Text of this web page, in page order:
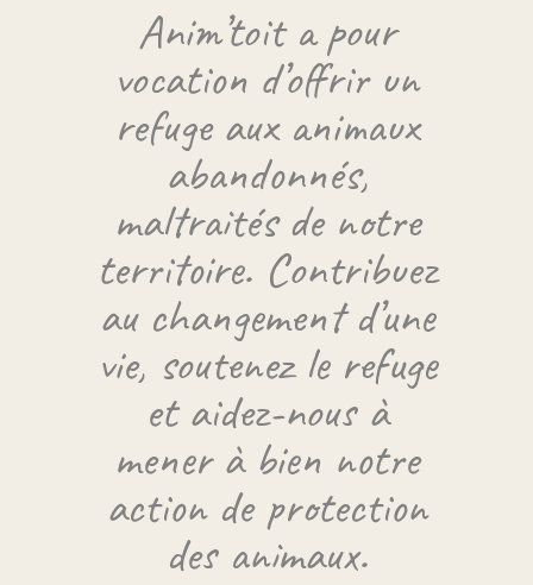
Anim’toit a pour
vocation d’offrir un
refuge aux animaux
abandonnés,
maltraités de notre
territoire. Contribuez
au changement d’une
vie, soutenez le refuge
et aidez-nous à
mener à bien notre
action de protection
des animaux.